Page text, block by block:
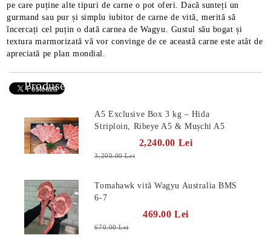
pe care puține alte tipuri de carne o pot oferi. Dacă sunteți un
gurmand sau pur și simplu iubitor de carne de vită, merită să
încercați cel puțin o dată carnea de Wagyu. Gustul său bogat și
textura marmorizată vă vor convinge de ce această carne este atât de
apreciată pe plan mondial.
Produse Noi
A5 Exclusive Box 3 kg – Hida
Striploin, Ribeye A5 & Mușchi A5
2,240.00 Lei
3,200.00 Lei
Tomahawk vită Wagyu Australia BMS
6-7
469.00 Lei
670.00 Lei